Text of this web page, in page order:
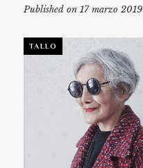
Published on 17 marzo 2019
TALLO